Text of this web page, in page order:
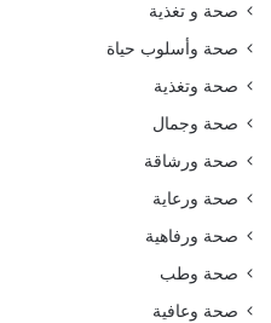
صحة و تغذية
صحة وأسلوب حياة
صحة وتغذية
صحة وجمال
صحة ورشاقة
صحة ورعاية
صحة ورفاهية
صحة وطب
صحة وعافية